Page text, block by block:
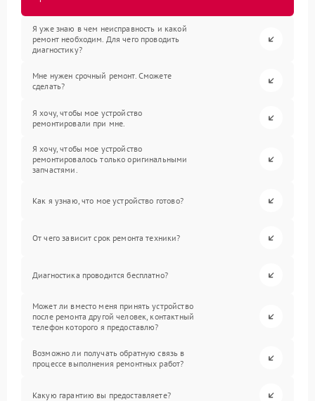
Я уже знаю в чем неисправность и какой
ремонт необходим. Для чего проводить
диагностику?
Мне нужен срочный ремонт. Сможете
сделать?
Я хочу, чтобы мое устройство
ремонтировали при мне.
Я хочу, чтобы мое устройство
ремонтировалось только оригинальными
запчастями.
Как я узнаю, что мое устройство готово?
От чего зависит срок ремонта техники?
Диагностика проводится бесплатно?
Может ли вместо меня принять устройство
после ремонта другой человек, контактный
телефон которого я предоставлю?
Возможно ли получать обратную связь в
процессе выполнения ремонтных работ?
Какую гарантию вы предоставляете?